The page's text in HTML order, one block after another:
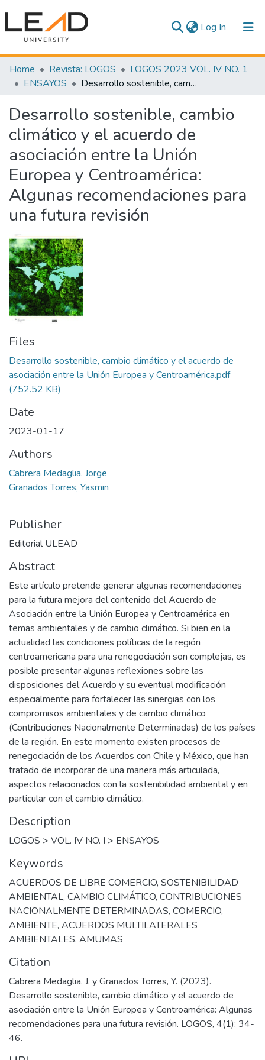
Log In (current)
Communities & Collections
All of DSpace
Statistics
Home Revista: LOGOS
LOGOS 2023 VOL. IV NO. 1
ENSAYOS
Desarrollo sostenible, cambio climático y el acuerdo de asociación entre la Unión Europea y Centroamérica: Algunas recomendaciones para una futura revisión
Desarrollo sostenible, cambio
climático y el acuerdo de
asociación entre la Unión
Europea y Centroamérica:
Algunas recomendaciones para
una futura revisión
Files
Desarrollo sostenible, cambio climático y el acuerdo de
asociación entre la Unión Europea y Centroamérica.pdf
(752.52 KB)
Date
2023-01-17
Authors
Cabrera Medaglia, Jorge
Granados Torres, Yasmin
Publisher
Editorial ULEAD
Abstract
Este artículo pretende generar algunas recomendaciones
para la futura mejora del contenido del Acuerdo de
Asociación entre la Unión Europea y Centroamérica en
temas ambientales y de cambio climático. Si bien en la
actualidad las condiciones políticas de la región
centroamericana para una renegociación son complejas, es
posible presentar algunas reflexiones sobre las
disposiciones del Acuerdo y su eventual modificación
especialmente para fortalecer las sinergias con los
compromisos ambientales y de cambio climático
(Contribuciones Nacionalmente Determinadas) de los países
de la región. En este momento existen procesos de
renegociación de los Acuerdos con Chile y México, que han
tratado de incorporar de una manera más articulada,
aspectos relacionados con la sostenibilidad ambiental y en
particular con el cambio climático.
Description
LOGOS > VOL. IV NO. I > ENSAYOS
Keywords
ACUERDOS DE LIBRE COMERCIO, SOSTENIBILIDAD
AMBIENTAL, CAMBIO CLIMÁTICO, CONTRIBUCIONES
NACIONALMENTE DETERMINADAS, COMERCIO,
AMBIENTE, ACUERDOS MULTILATERALES
AMBIENTALES, AMUMAS
Citation
Cabrera Medaglia, J. y Granados Torres, Y. (2023).
Desarrollo sostenible, cambio climático y el acuerdo de
asociación entre la Unión Europea y Centroamérica: Algunas
recomendaciones para una futura revisión. LOGOS, 4(1): 34-
46.